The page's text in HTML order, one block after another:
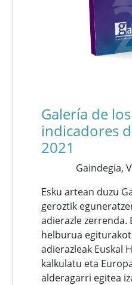
Galería de
indicadores
2021
Gaindegia,
Esku artean duzu
geroztik
adierazle zerrenda.
helburua
adierazleak Euskal
kalkulatu eta
alderagarri egitea